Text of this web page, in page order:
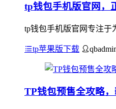
tp钱包手机版官网，
tp钱包手机版官网专注于
tp苹果版下载
TP钱包预售全攻略